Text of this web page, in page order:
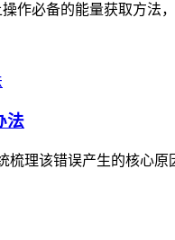
作必备的能量获取方
法
理该错误产生的核心